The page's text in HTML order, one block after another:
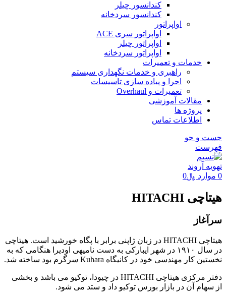
کندانسور چیلر
کندانسور سردخانه
اواپراتور
اواپراتور سری ACE
اواپراتور چیلر
اواپراتور سردخانه
خدمات و تعمیرات
راهبری و خدمات نگهداری سیستم
اجرا و پیاده سازی تاسیسات
تعمیرات و Overhaul
مقالات آموزشی
پروژه ها
اطلاعات تماس
جست و جو
فهرست
0 موارد ﷼0
هیتاچی HITACHI
سرآغاز
هیتاچی HITACHI در زبان ژاپنی برابر با پگاه خورشید است. هیتاچی
در سال ۱۹۱۰ در شهر ایبارکی به دست نامیهی اودیرا هنگامی که به
نخستین کار مهندسی خود در کانیگاه Kuhara سرگرم بود ساخته شد.
دفتر مرکزی هیتاچی HITACHI در چیودا، توکیو می باشد و بخشی
از سهام آن در بازار بورس توکیو داد و ستد می شود.